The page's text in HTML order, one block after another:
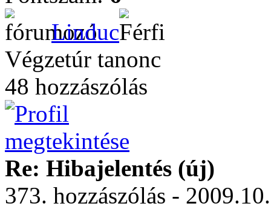
Linduc
Végzetúr tanonc
48 hozzászólás
Re: Hibajelentés (új)
373. hozzászólás -